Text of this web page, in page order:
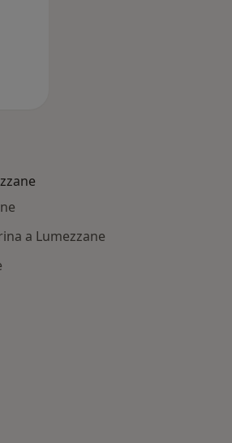
a Lumezzane